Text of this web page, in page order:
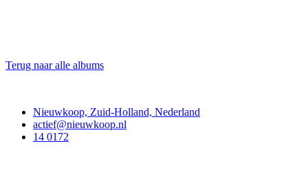
Terug naar alle albums
Nieuwkoop, Zuid-Holland, Nederland
actief@nieuwkoop.nl
14 0172